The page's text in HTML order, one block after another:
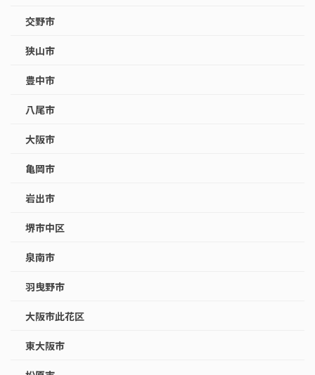
交野市
狭山市
豊中市
八尾市
大阪市
亀岡市
岩出市
堺市中区
泉南市
羽曳野市
大阪市此花区
東大阪市